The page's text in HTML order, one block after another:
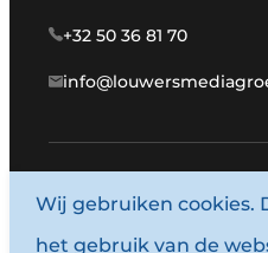
+32 50 36 81 70
© 1987 - 2026
Wij gebruiken cookies.
het gebruik van de